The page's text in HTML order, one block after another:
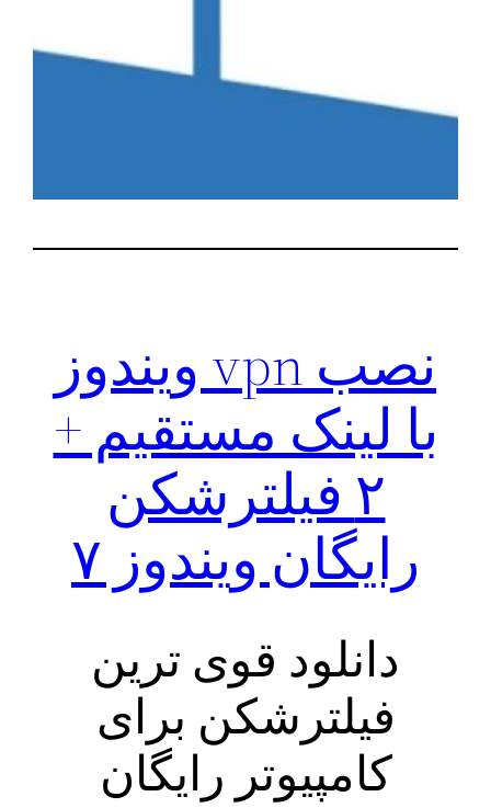
نصب vpn ویندوز
با لینک مستقیم +
۲ فیلترشکن
رایگان ویندوز ۷
دانلود قوی ترین
فیلترشکن برای
کامپیوتر رایگان